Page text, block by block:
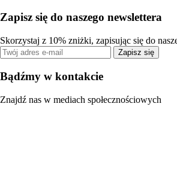
Zapisz się do naszego newslettera
Skorzystaj z 10% zniżki, zapisując się do
Zapisz się
Bądźmy w kontakcie
Znajdź nas w mediach społecznościowych